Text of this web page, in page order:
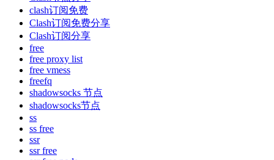
clash订阅免费
Clash订阅免费分享
Clash订阅分享
free
free proxy list
free vmess
freefq
shadowsocks 节点
shadowsocks节点
ss
ss free
ssr
ssr free